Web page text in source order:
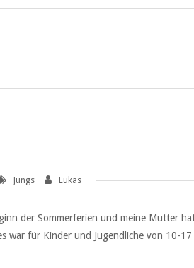
Jungs Lukas
der Sommerferien und meine Mutter
war für Kinder und Jugendliche von 10-